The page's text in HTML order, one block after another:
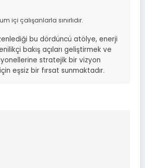
içi çalışanlarla sınırlıdır.
bu dördüncü atölye, enerji
bakış açıları geliştirmek ve
stratejik bir vizyon
eşsiz bir fırsat sunmaktadır.